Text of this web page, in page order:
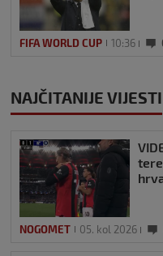
FIFA WORLD CUP 10:36
NAJČITANIJE VIJESTI
NOGOMET 05. kol 2026